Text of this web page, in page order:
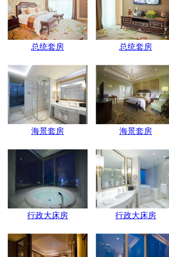
总统套房 总统套房
海景套房 海景套房
行政大床房 行政大床房